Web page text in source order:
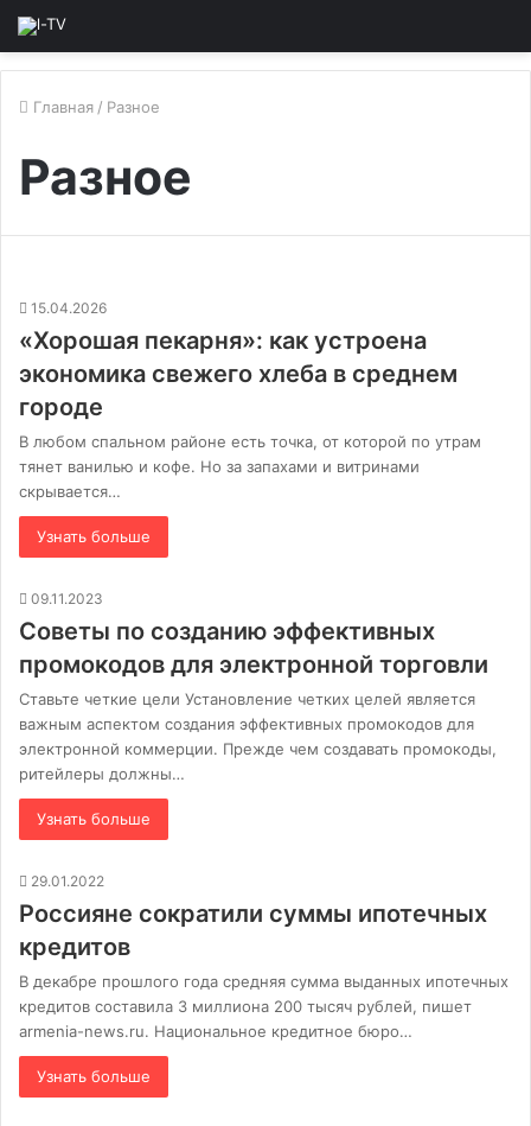
Главная / Разное
Разное
15.04.2026
«Хорошая пекарня»: как устроена
экономика свежего хлеба в среднем
городе
В любом спальном районе есть точка, от которой по утрам
тянет ванилью и кофе. Но за запахами и витринами
скрывается…
Узнать больше
09.11.2023
Советы по созданию эффективных
промокодов для электронной торговли
Ставьте четкие цели Установление четких целей является
важным аспектом создания эффективных промокодов для
электронной коммерции. Прежде чем создавать промокоды,
ритейлеры должны…
Узнать больше
29.01.2022
Россияне сократили суммы ипотечных
кредитов
В декабре прошлого года средняя сумма выданных ипотечных
кредитов составила 3 ​​миллиона 200 тысяч рублей, пишет
armenia-news.ru. Национальное кредитное бюро…
Узнать больше